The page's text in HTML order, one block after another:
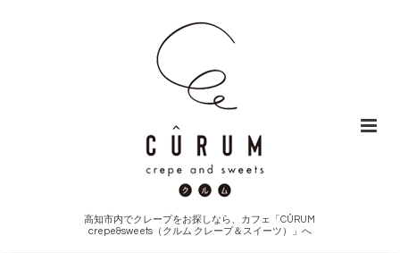
高知市内でクレープをお探しなら、カフェ「CÛRUM
crepe&sweets（クルム クレープ＆スイーツ）」へ